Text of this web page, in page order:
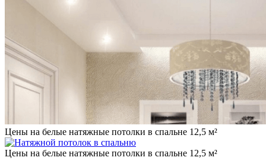
Цены на белые натяжные потолки в спальне 12,5 м²
Цены на белые натяжные потолки в спальне 12,5 м²